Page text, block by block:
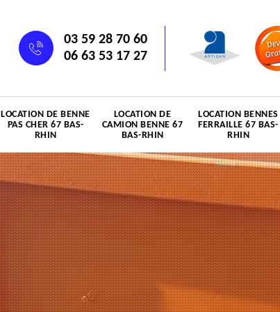
03 59 28 70 60
06 63 53 17 27
LOCATION DE BENNE
PAS CHER 67 BAS-
RHIN
LOCATION DE
CAMION BENNE 67
BAS-RHIN
LOCATION BENNES
FERRAILLE 67 BAS-
RHIN